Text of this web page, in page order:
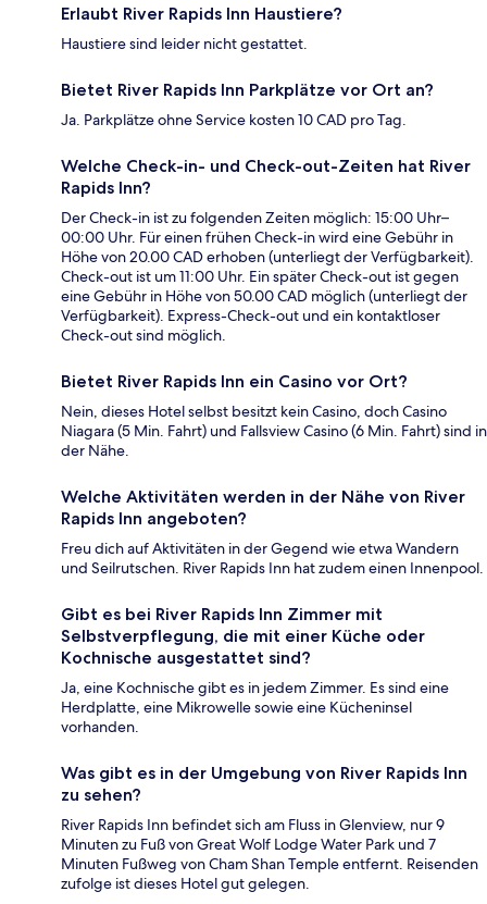
Erlaubt River Rapids Inn Haustiere?
Haustiere sind leider nicht gestattet.
Bietet River Rapids Inn Parkplätze vor Ort an?
Ja. Parkplätze ohne Service kosten 10 CAD pro Tag.
Welche Check-in- und Check-out-Zeiten hat River
Rapids Inn?
Der Check-in ist zu folgenden Zeiten möglich: 15:00 Uhr–
00:00 Uhr. Für einen frühen Check-in wird eine Gebühr in
Höhe von 20.00 CAD erhoben (unterliegt der Verfügbarkeit).
Check-out ist um 11:00 Uhr. Ein später Check-out ist gegen
eine Gebühr in Höhe von 50.00 CAD möglich (unterliegt der
Verfügbarkeit). Express-Check-out und ein kontaktloser
Check-out sind möglich.
Bietet River Rapids Inn ein Casino vor Ort?
Nein, dieses Hotel selbst besitzt kein Casino, doch Casino
Niagara (5 Min. Fahrt) und Fallsview Casino (6 Min. Fahrt) sind in
der Nähe.
Welche Aktivitäten werden in der Nähe von River
Rapids Inn angeboten?
Freu dich auf Aktivitäten in der Gegend wie etwa Wandern
und Seilrutschen. River Rapids Inn hat zudem einen Innenpool.
Gibt es bei River Rapids Inn Zimmer mit
Selbstverpflegung, die mit einer Küche oder
Kochnische ausgestattet sind?
Ja, eine Kochnische gibt es in jedem Zimmer. Es sind eine
Herdplatte, eine Mikrowelle sowie eine Kücheninsel
vorhanden.
Was gibt es in der Umgebung von River Rapids Inn
zu sehen?
River Rapids Inn befindet sich am Fluss in Glenview, nur 9
Minuten zu Fuß von Great Wolf Lodge Water Park und 7
Minuten Fußweg von Cham Shan Temple entfernt. Reisenden
zufolge ist dieses Hotel gut gelegen.